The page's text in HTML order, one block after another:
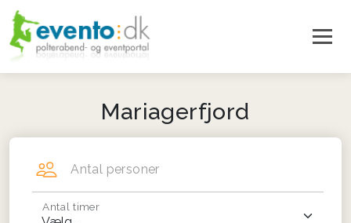
Mariagerfjord
Antal personer
Antal timer